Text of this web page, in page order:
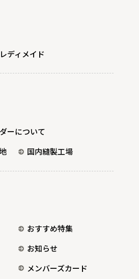
ディメイド
ーについて
国内縫製工場
おすすめ特集
お知らせ
メンバーズカード